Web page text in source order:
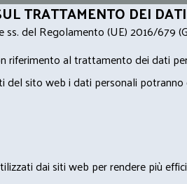
TRATTAMENTO DEI
ss. del Regolamento (UE) 2016/679
al trattamento dei dati
sito web i dati personali potranno
dai siti web per rendere più